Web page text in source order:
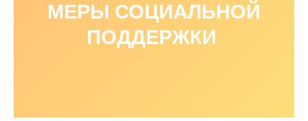
МЕРЫ СОЦИАЛЬНОЙ
ПОДДЕРЖКИ